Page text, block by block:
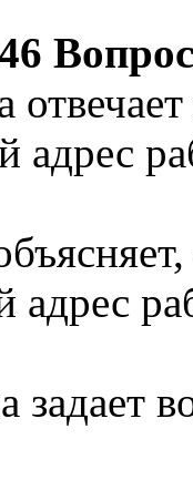
адрес
адрес
задает